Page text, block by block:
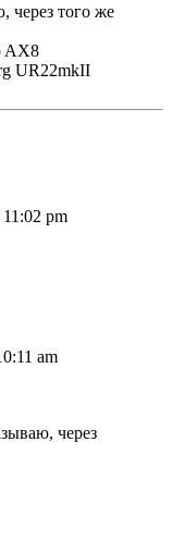
через того же
AX8
UR22mkII
pm
am
через